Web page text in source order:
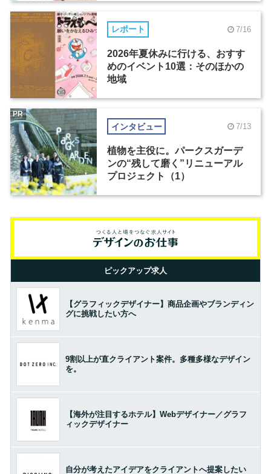
レポート 7/16
2026年夏休みに行ける、おすす
めのイベント10選：そのほかの
地域
インタビュー 7/13
植物を主役に。パークスガーデ
ンの“残して磨く”リニューアル
プロジェクト（1）
PR
ピックアップ求人
【グラフィックデザイナー】商品企画やブランディン
グに挑戦したい方へ
9割以上が直クライアント案件。多種多様なデザイン
を。
【海外が注目するホテル】Webデザイナー／グラフ
ィックデザイナー
自分が考えたアイデアをクライアントへ提案したい